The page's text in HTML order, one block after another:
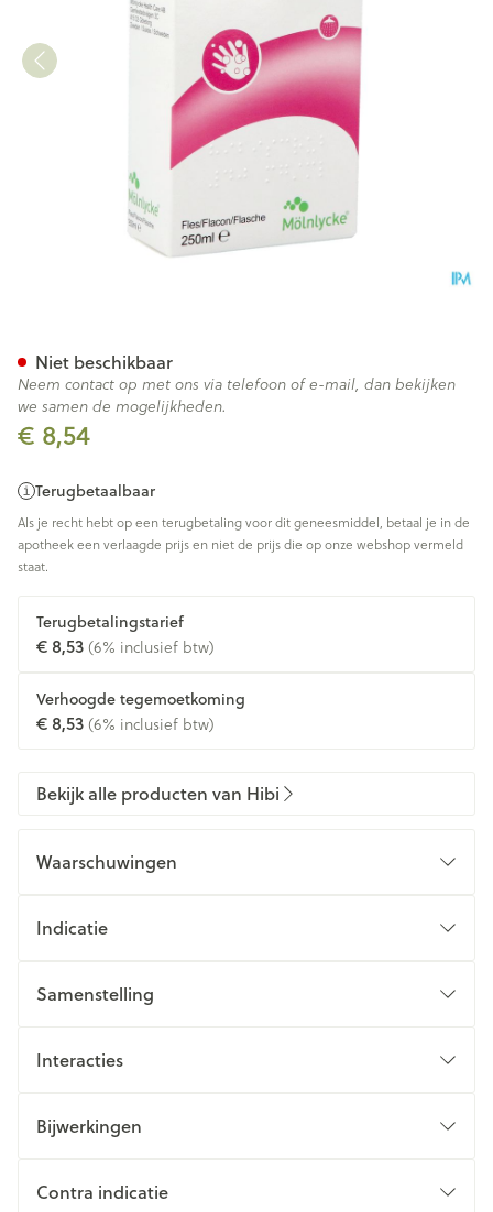
€ 8,54
Terugbetaalbaar
Als je recht hebt op een terugbetaling voor dit geneesmiddel, betaal je in de
apotheek een verlaagde prijs en niet de prijs die op onze webshop vermeld
staat.
Terugbetalingstarief
€ 8,53 (6% inclusief btw)
Verhoogde tegemoetkoming
€ 8,53 (6% inclusief btw)
Niet beschikbaar
Neem contact op met ons via telefoon of e-mail, dan bekijken
we samen de mogelijkheden.
Bekijk alle producten van Hibi
Waarschuwingen
Indicatie
Samenstelling
Interacties
Bijwerkingen
Contra indicatie